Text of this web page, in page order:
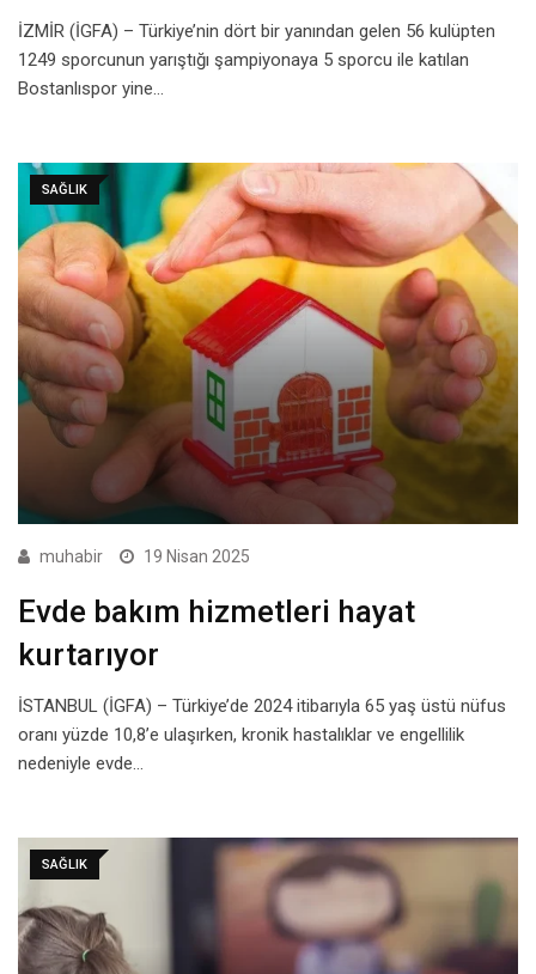
İZMİR (İGFA) – Türkiye’nin dört bir yanından gelen 56 kulüpten
1249 sporcunun yarıştığı şampiyonaya 5 sporcu ile katılan
Bostanlıspor yine…
SAĞLIK
muhabir 19 Nisan 2025
Evde bakım hizmetleri hayat
kurtarıyor
İSTANBUL (İGFA) – Türkiye’de 2024 itibarıyla 65 yaş üstü nüfus
oranı yüzde 10,8’e ulaşırken, kronik hastalıklar ve engellilik
nedeniyle evde…
SAĞLIK